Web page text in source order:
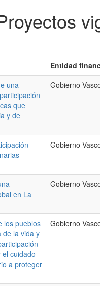
Entidad
una
que
y de
Gobierno
Gobierno
en La
Gobierno
los pueblos
de la vida y
cuidado
a proteger
Gobierno